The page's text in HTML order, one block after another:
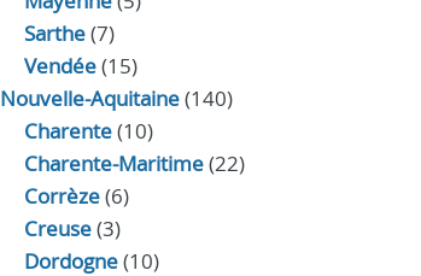
Sarthe(7)
Vendée(15)
Nouvelle-Aquitaine(140)
Charente(10)
Charente-Maritime(22)
Corrèze(6)
Creuse(3)
Dordogne(10)